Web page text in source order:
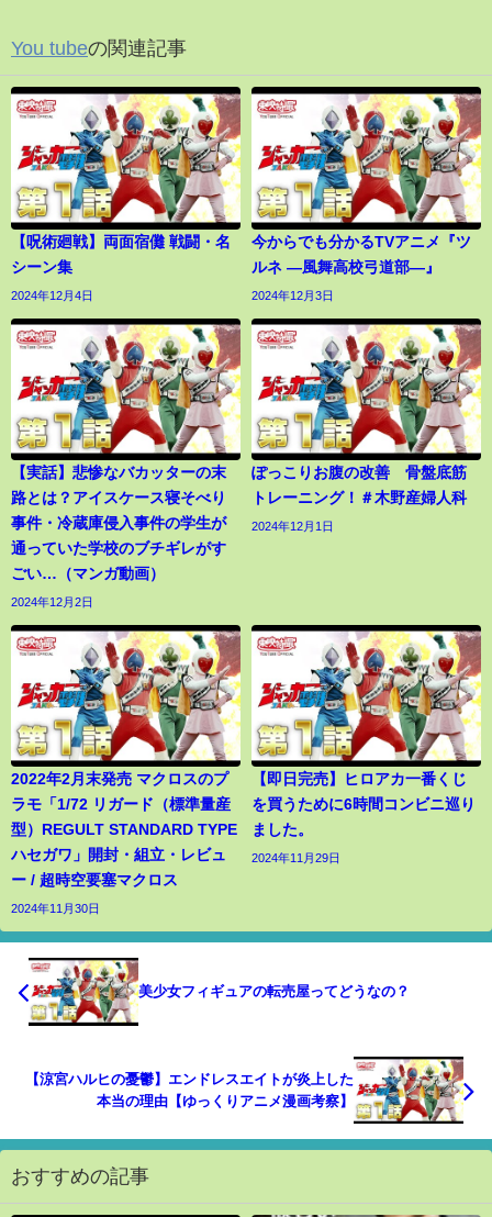
You tubeの関連記事
【呪術廻戦】両面宿儺 戦闘・名
シーン集
2024年12月4日
今からでも分かるTVアニメ『ツ
ルネ ―風舞高校弓道部―』
2024年12月3日
【実話】悲惨なバカッターの末
路とは？アイスケース寝そべり
事件・冷蔵庫侵入事件の学生が
通っていた学校のブチギレがす
ごい…（マンガ動画）
2024年12月2日
ぽっこりお腹の改善 骨盤底筋
トレーニング！＃木野産婦人科
2024年12月1日
2022年2月末発売 マクロスのプ
ラモ「1/72 リガード（標準量産
型）REGULT STANDARD TYPE
ハセガワ」開封・組立・レビュ
ー / 超時空要塞マクロス
2024年11月30日
【即日完売】ヒロアカ一番くじ
を買うために6時間コンビニ巡り
ました。
2024年11月29日
美少女フィギュアの転売屋ってどうなの？
【涼宮ハルヒの憂鬱】エンドレスエイトが炎上した
本当の理由【ゆっくりアニメ漫画考察】
おすすめの記事